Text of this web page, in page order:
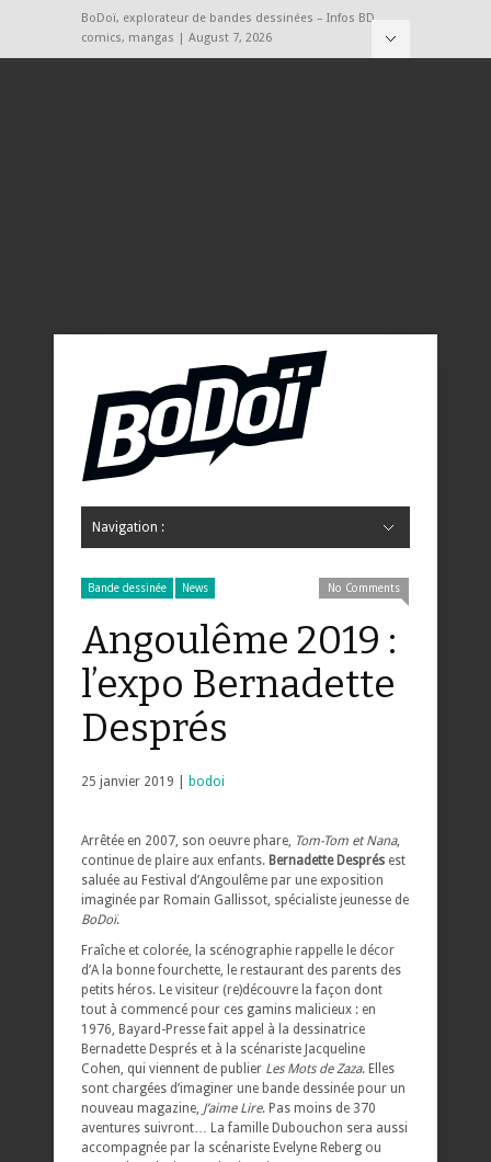
BoDoï, explorateur de bandes dessinées – Infos BD,
comics, mangas | August 7, 2026
Navigation :
Bande dessinée News No Comments
Angoulême 2019 :
l’expo Bernadette
Després
25 janvier 2019 | bodoi
Arrêtée en 2007, son oeuvre phare, Tom-Tom et Nana,
continue de plaire aux enfants. Bernadette Després est
saluée au Festival d’Angoulême par une exposition
imaginée par Romain Gallissot, spécialiste jeunesse de
BoDoï.
Fraîche et colorée, la scénographie rappelle le décor
d’A la bonne fourchette, le restaurant des parents des
petits héros. Le visiteur (re)découvre la façon dont
tout à commencé pour ces gamins malicieux : en
1976, Bayard-Presse fait appel à la dessinatrice
Bernadette Després et à la scénariste Jacqueline
Cohen, qui viennent de publier Les Mots de Zaza. Elles
sont chargées d’imaginer une bande dessinée pour un
nouveau magazine, J’aime Lire. Pas moins de 370
aventures suivront… La famille Dubouchon sera aussi
accompagnée par la scénariste Evelyne Reberg ou